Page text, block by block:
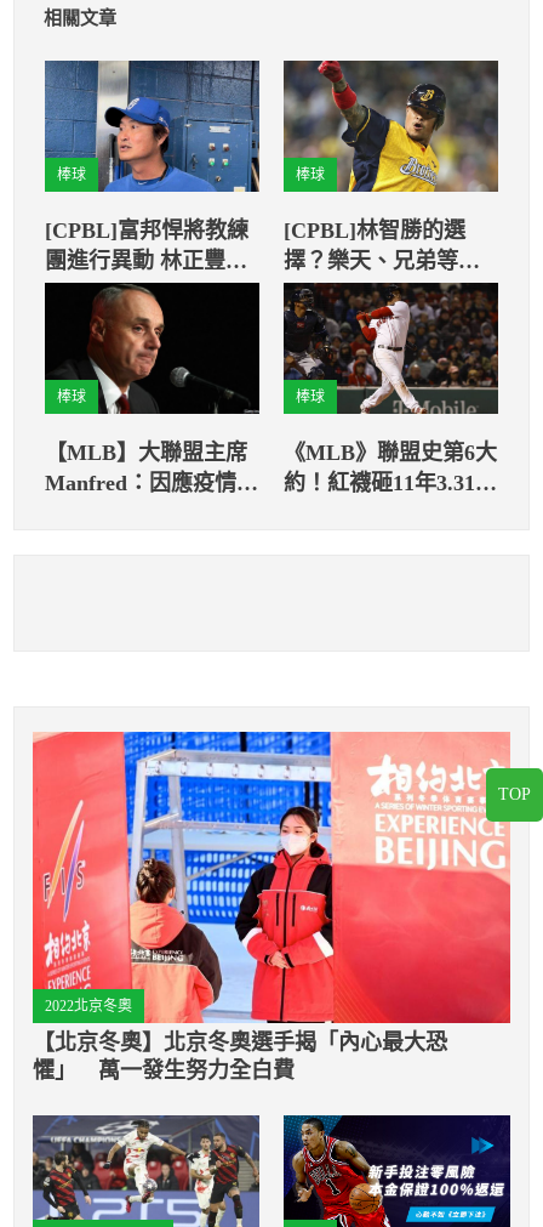
相關文章
棒球
[CPBL]富邦悍將教練
團進行異動 林正豐升
一軍投教
棒球
[CPBL]林智勝的選
擇？樂天、兄弟等候
佳音
棒球
【MLB】大聯盟主席
Manfred：因應疫情變
棒球
《MLB》聯盟史第6大
約！紅襪砸11年3.31億
2022北京冬奧
【北京冬奧】北京冬奧選手揭「內心最大恐
懼」 萬一發生努力全白費
TOP